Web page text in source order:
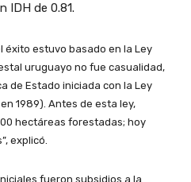
IDH de 0.81.
éxito estuvo basado en la Ley
uruguayo no fue casualidad,
de Estado iniciada con la Ley
1989). Antes de esta ley,
hectáreas forestadas; hoy
explicó.
fueron subsidios a la